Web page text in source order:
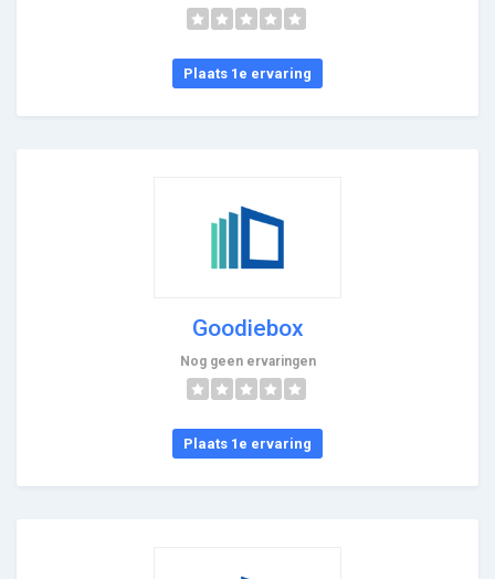
Plaats 1e ervaring
Goodiebox
Nog geen ervaringen
Plaats 1e ervaring